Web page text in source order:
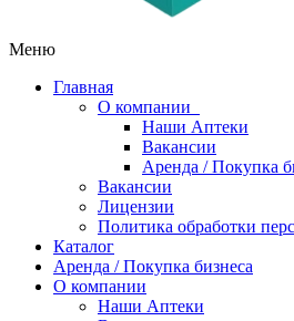
Меню
Главная
О компании
Наши Аптеки
Вакансии
Аренда / Покупка
Вакансии
Лицензии
Политика обработки
Каталог
Аренда / Покупка бизнеса
О компании
Наши Аптеки